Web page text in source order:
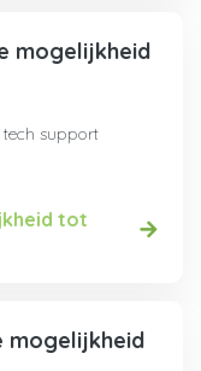
mogelijkheid
support
tot
mogelijkheid